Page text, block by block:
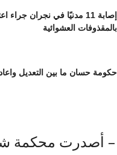
إصابة 11 مدنيًا في نجران
بالمقذوفات العشوائية
حكومة حسان ما بين التعديل
– أصدرت محكمة